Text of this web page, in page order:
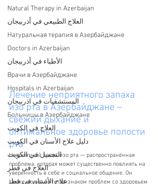
Natural Therapy in Azerbaijan
العلاج الطبيعي في أذربيجان
Натуральная терапия в Азербайджане
Doctors in Azerbaijan
الأطباء في أذربيجان
Врачи в Азербайджане
Hospitals in Azerbaijan
المستشفيات في اذربيجان
Больницы в Азербайджане
العلاج في الكويت
دليل علاج الأسنان في الكويت
التجميل في الكويت
العلاج في قطر
علاج الأسنان في قطر
Лечение неприятного запаха
изо рта в Азербайджане –
свежий дыхание и
оптимальное здоровье полости
рта
Неприятный запах изо рта — распространённая
проблема, которая может существенно повлиять на
уверенность в себе и социальное общение. Он
также может быть признаком проблем со здоровьем